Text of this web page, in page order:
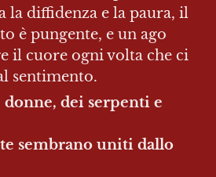
la diffidenza e la paura, il
è pungente, e un ago
il cuore ogni volta che ci
sentimento.
dei serpenti e
sembrano uniti dallo